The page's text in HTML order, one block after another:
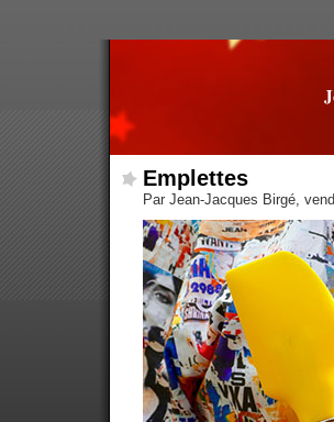
Emplettes
Par Jean-Jacques Birgé,